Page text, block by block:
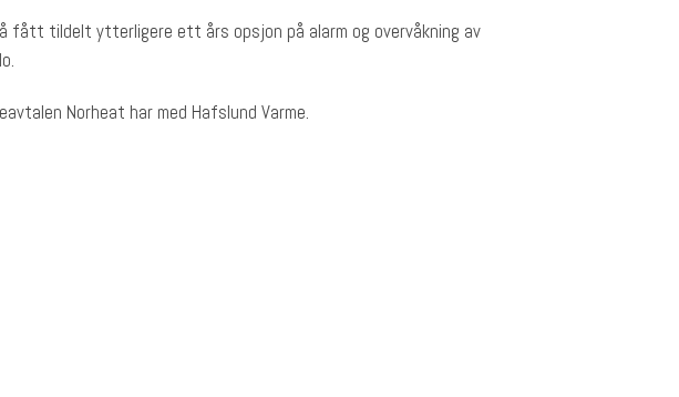
fått tildelt ytterligere ett års opsjon på alarm og overvåkning av
Norheat har med Hafslund Varme.